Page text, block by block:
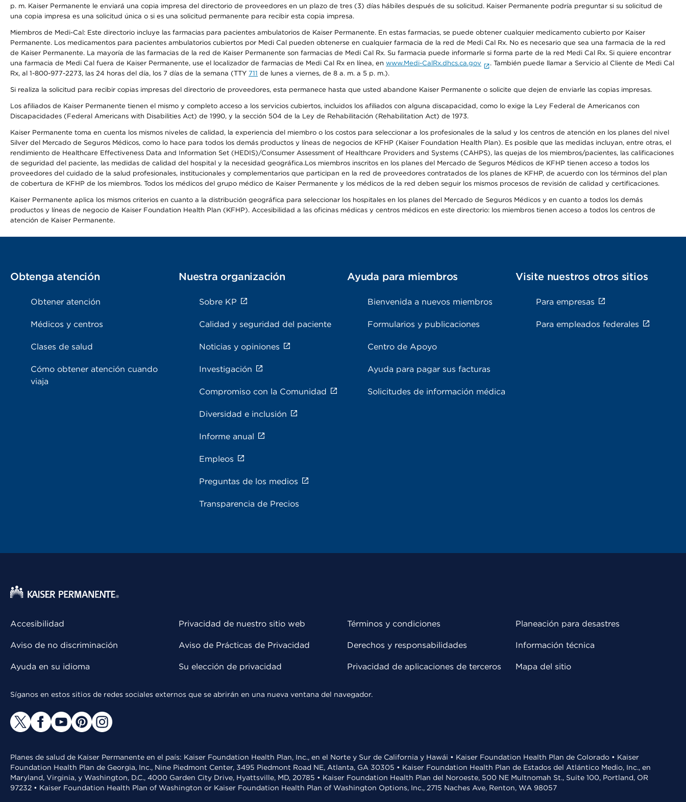
p. m. Kaiser Permanente le enviará una copia impresa del directorio de proveedores en un plazo de tres (3) días hábiles después de su solicitud. Kaiser Permanente podría preguntar si su solicitud de
una copia impresa es una solicitud única o si es una solicitud permanente para recibir esta copia impresa.
Miembros de Medi-Cal: Este directorio incluye las farmacias para pacientes ambulatorios de Kaiser Permanente. En estas farmacias, se puede obtener cualquier medicamento cubierto por Kaiser
Permanente. Los medicamentos para pacientes ambulatorios cubiertos por Medi Cal pueden obtenerse en cualquier farmacia de la red de Medi Cal Rx. No es necesario que sea una farmacia de la red
de Kaiser Permanente. La mayoría de las farmacias de la red de Kaiser Permanente son farmacias de Medi Cal Rx. Su farmacia puede informarle si forma parte de la red Medi Cal Rx. Si quiere encontrar
una farmacia de Medi Cal fuera de Kaiser Permanente, use el localizador de farmacias de Medi Cal Rx en línea, en www.Medi-CalRx.dhcs.ca.gov
. También puede llamar a Servicio al Cliente de Medi Cal
Rx, al 1-800-977-2273, las 24 horas del día, los 7 días de la semana (TTY 711 de lunes a viernes, de 8 a. m. a 5 p. m.).
Si realiza la solicitud para recibir copias impresas del directorio de proveedores, esta permanece hasta que usted abandone Kaiser Permanente o solicite que dejen de enviarle las copias impresas.
Los afiliados de Kaiser Permanente tienen el mismo y completo acceso a los servicios cubiertos, incluidos los afiliados con alguna discapacidad, como lo exige la Ley Federal de Americanos con
Discapacidades (Federal Americans with Disabilities Act) de 1990, y la sección 504 de la Ley de Rehabilitación (Rehabilitation Act) de 1973.
Kaiser Permanente toma en cuenta los mismos niveles de calidad, la experiencia del miembro o los costos para seleccionar a los profesionales de la salud y los centros de atención en los planes del nivel
Silver del Mercado de Seguros Médicos, como lo hace para todos los demás productos y líneas de negocios de KFHP (Kaiser Foundation Health Plan). Es posible que las medidas incluyan, entre otras, el
rendimiento de Healthcare Effectiveness Data and Information Set (HEDIS)/Consumer Assessment of Healthcare Providers and Systems (CAHPS), las quejas de los miembros/pacientes, las calificaciones
de seguridad del paciente, las medidas de calidad del hospital y la necesidad geográfica.Los miembros inscritos en los planes del Mercado de Seguros Médicos de KFHP tienen acceso a todos los
proveedores del cuidado de la salud profesionales, institucionales y complementarios que participan en la red de proveedores contratados de los planes de KFHP, de acuerdo con los términos del plan
de cobertura de KFHP de los miembros. Todos los médicos del grupo médico de Kaiser Permanente y los médicos de la red deben seguir los mismos procesos de revisión de calidad y certificaciones.
Kaiser Permanente aplica los mismos criterios en cuanto a la distribución geográfica para seleccionar los hospitales en los planes del Mercado de Seguros Médicos y en cuanto a todos los demás
productos y líneas de negocio de Kaiser Foundation Health Plan (KFHP). Accesibilidad a las oficinas médicas y centros médicos en este directorio: los miembros tienen acceso a todos los centros de
atención de Kaiser Permanente.
Obtenga atención
Obtener atención
Médicos y centros
Clases de salud
Cómo obtener atención cuando
viaja
Nuestra organización
Sobre KP
Calidad y seguridad del paciente
Noticias y opiniones
Investigación
Compromiso con la Comunidad
Diversidad e inclusión
Informe anual
Empleos
Preguntas de los medios
Transparencia de Precios
Ayuda para miembros
Bienvenida a nuevos miembros
Formularios y publicaciones
Centro de Apoyo
Ayuda para pagar sus facturas
Solicitudes de información médica
Visite nuestros otros sitios
Para empresas
Para empleados federales
Accesibilidad
Aviso de no discriminación
Ayuda en su idioma
Privacidad de nuestro sitio web
Aviso de Prácticas de Privacidad
Su elección de privacidad
Términos y condiciones
Derechos y responsabilidades
Privacidad de aplicaciones de terceros
Planeación para desastres
Información técnica
Mapa del sitio
Síganos en estos sitios de redes sociales externos que se abrirán en una nueva ventana del navegador.
Planes de salud de Kaiser Permanente en el país: Kaiser Foundation Health Plan, Inc., en el Norte y Sur de California y Hawái • Kaiser Foundation Health Plan de Colorado • Kaiser
Foundation Health Plan de Georgia, Inc., Nine Piedmont Center, 3495 Piedmont Road NE, Atlanta, GA 30305 • Kaiser Foundation Health Plan de Estados del Atlántico Medio, Inc., en
Maryland, Virginia, y Washington, D.C., 4000 Garden City Drive, Hyattsville, MD, 20785 • Kaiser Foundation Health Plan del Noroeste, 500 NE Multnomah St., Suite 100, Portland, OR
97232 • Kaiser Foundation Health Plan of Washington or Kaiser Foundation Health Plan of Washington Options, Inc., 2715 Naches Ave, Renton, WA 98057